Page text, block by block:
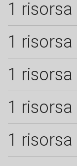
1 risorsa
1 risorsa
1 risorsa
1 risorsa
1 risorsa